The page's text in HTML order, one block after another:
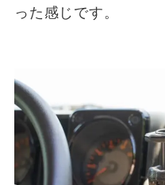
った感じです。